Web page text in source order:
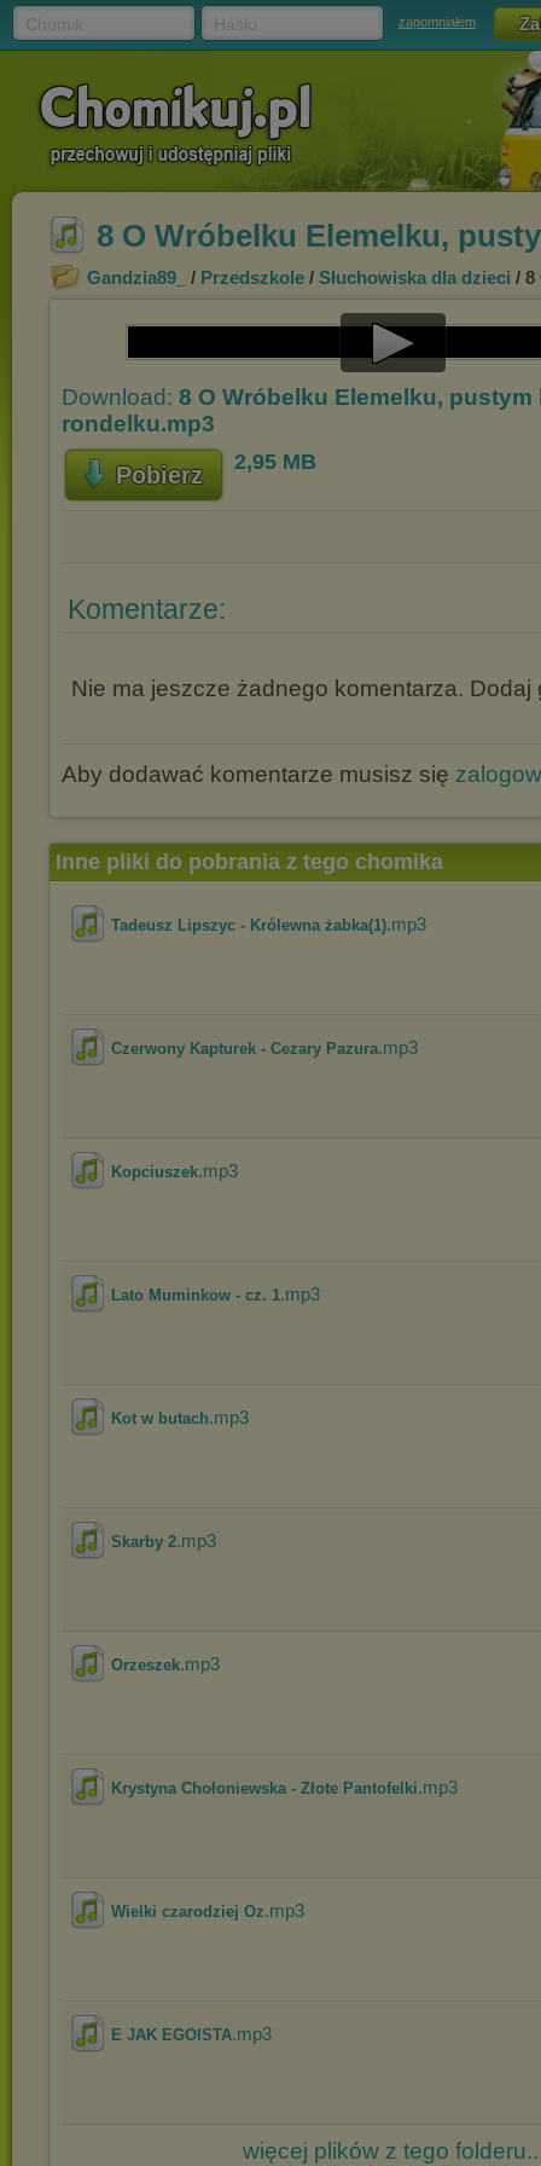
zapomniałem
8 O Wróbelku Elemelku,
Gandzia89_ / Przedszkole / Słuchowiska dla dzieci / 8
Play
Download: 8 O Wróbelku Elemelku,
rondelku.mp3
Pobierz 2,95 MB
Komentarze:
Nie ma jeszcze żadnego komentarza. Dodaj
Aby dodawać komentarze musisz się
Inne pliki do pobrania z tego chomika
Tadeusz Lipszyc - Królewna żabka(1).mp3
Czerwony Kapturek - Cezary Pazura.mp3
Kopciuszek.mp3
Lato Muminkow - cz. 1.mp3
Kot w butach.mp3
Skarby 2.mp3
Orzeszek.mp3
Krystyna Chołoniewska - Złote Pantofelki.mp3
Wielki czarodziej Oz.mp3
E JAK EGOISTA.mp3
więcej plików z tego